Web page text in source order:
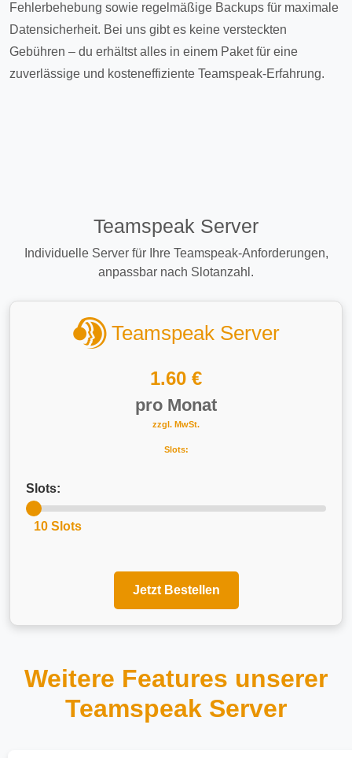
Fehlerbehebung sowie regelmäßige Backups für maximale
Datensicherheit. Bei uns gibt es keine versteckten
Gebühren – du erhältst alles in einem Paket für eine
zuverlässige und kosteneffiziente Teamspeak-Erfahrung.
Teamspeak Server
Individuelle Server für Ihre Teamspeak-Anforderungen,
anpassbar nach Slotanzahl.
Teamspeak Server
1.60 €
pro Monat
zzgl. MwSt.
Slots:
Slots:
10 Slots
Jetzt Bestellen
Weitere Features unserer
Teamspeak Server